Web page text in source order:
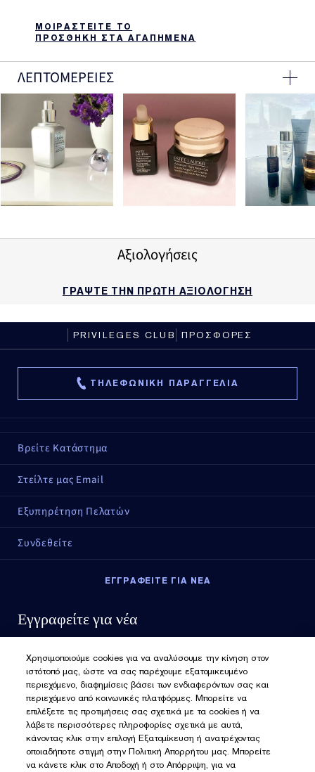
ΜΟΙΡΑΣΤΕΙΤΕ ΤΟ
ΠΡΟΣΘΗΚΗ ΣΤΑ ΑΓΑΠΗΜΕΝΑ
ΛΕΠΤΟΜΕΡΕΙΕΣ
Αξιολογήσεις
ΓΡΑΨΤΕ ΤΗΝ ΠΡΩΤΗ ΑΞΙΟΛΟΓΗΣΗ
PRIVILEGES CLUB ΠΡΟΣΦΟΡΕΣ
ΤΗΛΕΦΩΝΙΚΗ ΠΑΡΑΓΓΕΛΙΑ
Βρείτε Κατάστημα
Στείλτε μας Email
Εξυπηρέτηση Πελατών
Συνδεθείτε
ΕΓΓΡΑΦΕΙΤΕ ΓΙΑ ΝΕΑ
Εγγραφείτε για νέα
Χρησιμοποιούμε cookies για να αναλύσουμε την κίνηση στον
ιστότοπό μας, ώστε να σας παρέχουμε εξατομικευμένο
περιεχόμενο, διαφημίσεις βάσει των ενδιαφερόντων σας και
περιεχόμενο από κοινωνικές πλατφόρμες. Μπορείτε να
επιλέξετε τις προτιμήσεις σας σχετικά με τα cookies ή να
λάβετε περισσότερες πληροφορίες σχετικά με αυτά,
κάνοντας κλικ στην επιλογή Εξατομίκευση ή ανατρέχοντας
οποιαδήποτε στιγμή στην Πολιτική Απορρήτου μας. Μπορείτε
να κάνετε κλικ στο Αποδοχή ή στο Απόρριψη, για να